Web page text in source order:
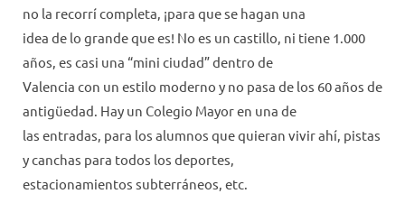
no la recorrí completa, ¡para que se hagan una
idea de lo grande que es! No es un castillo, ni tiene 1.000
años, es casi una “mini ciudad” dentro de
Valencia con un estilo moderno y no pasa de los 60 años de
antigüedad. Hay un Colegio Mayor en una de
las entradas, para los alumnos que quieran vivir ahí, pistas
y canchas para todos los deportes,
estacionamientos subterráneos, etc.